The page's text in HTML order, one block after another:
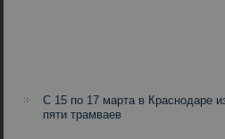
С 15 по 17 марта в Краснодаре
пяти трамваев